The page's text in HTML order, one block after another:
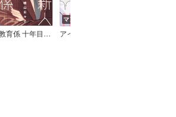
大型新人の教育係 十年目の報告書【10th Anniversary Book】
マンガ｜巻